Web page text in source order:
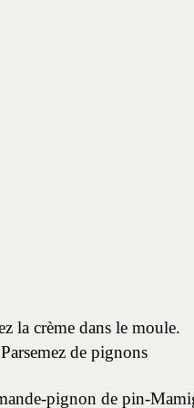
la crème dans le moule.
Parsemez de pignons